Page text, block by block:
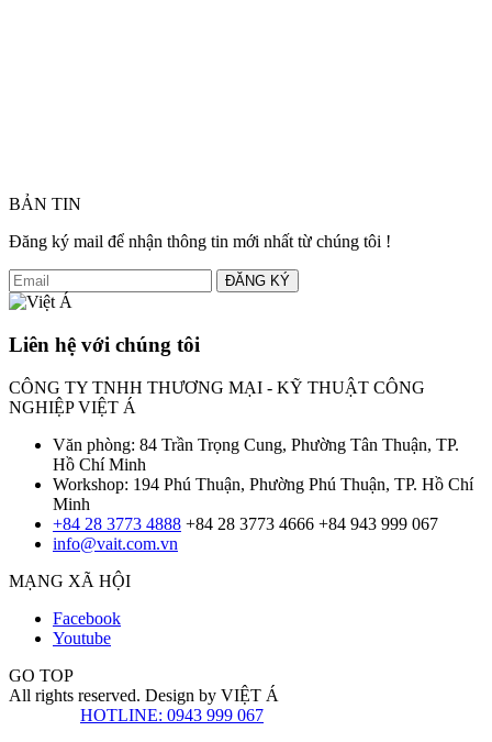
BẢN TIN
Đăng ký mail để nhận thông tin mới nhất từ chúng tôi !
ĐĂNG KÝ
Liên hệ với chúng tôi
CÔNG TY TNHH THƯƠNG MẠI - KỸ THUẬT CÔNG
NGHIỆP VIỆT Á
Văn phòng: 84 Trần Trọng Cung, Phường Tân Thuận, TP.
Hồ Chí Minh
Workshop: 194 Phú Thuận, Phường Phú Thuận, TP. Hồ Chí
Minh
+84 28 3773 4888 +84 28 3773 4666 +84 943 999 067
info@vait.com.vn
MẠNG XÃ HỘI
Facebook
Youtube
GO TOP
All rights reserved. Design by VIỆT Á
HOTLINE: 0943 999 067